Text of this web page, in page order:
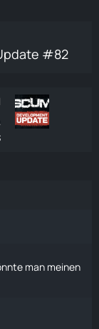
#82
man meinen